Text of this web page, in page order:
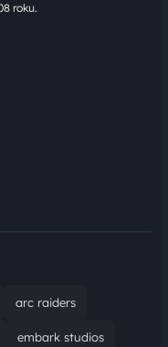
roku.
arc raiders
embark studios